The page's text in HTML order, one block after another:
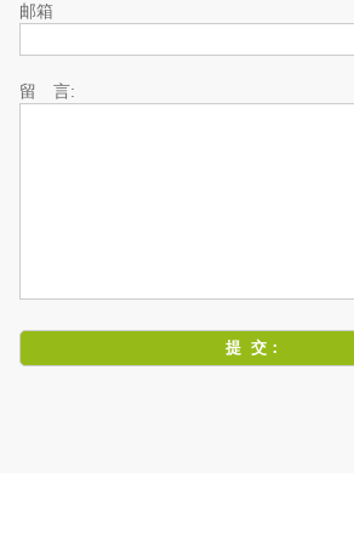
邮箱
留 言: